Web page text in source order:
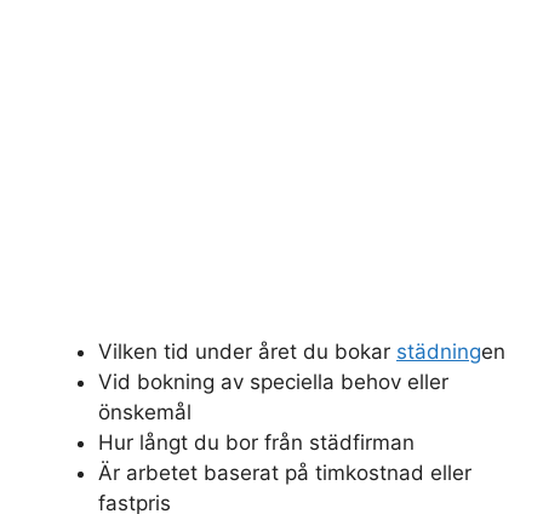
Vilken tid under året du bokar städningen
Vid bokning av speciella behov eller
önskemål
Hur långt du bor från städfirman
Är arbetet baserat på timkostnad eller
fastpris